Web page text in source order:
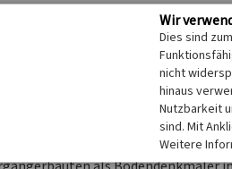
um die Kirche gelegenen
an denen um 1985
gestaltet. Einige wenige alte
von 1822 zeigt den Grundriss
weitere Gebäude an der Ost- und
derzeitigen Forschungsstand darf
Wir
Dies sind
nicht
hinaus
Nutzbarkeit
sind. Mit
Weitere